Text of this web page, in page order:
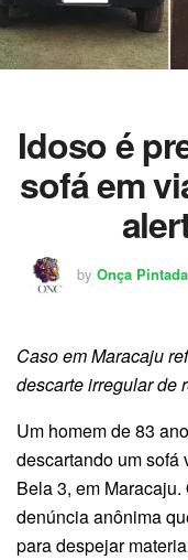
Idoso é
sofá em
by Onça Pintada
Caso em Maracaju
descarte irregular de
Um homem de 83
descartando um sofá
Bela 3, em
denúncia anônima
para despejar